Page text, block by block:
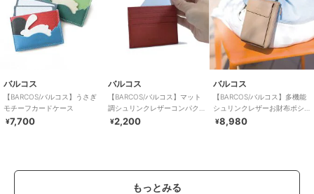
バルコス
【BARCOS/バルコス】うさぎ
モチーフカードケース
¥7,700
バルコス
【BARCOS/バルコス】マット
調シュリンクレザーコンパク
トカードケース
¥2,200
バルコス
【BARCOS/バルコス】多機能
シュリンクレザーお財布ポシ
ェット
¥8,980
もっとみる